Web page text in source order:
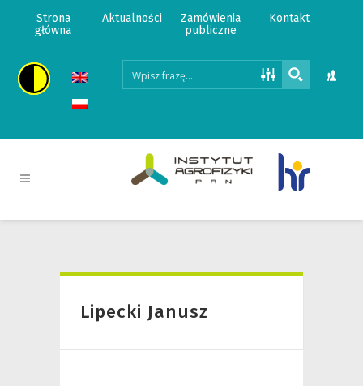
Strona
główna
Aktualności
Zamówienia
publiczne
Kontakt
Lipecki Janusz